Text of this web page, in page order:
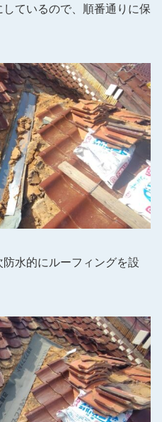
ているので、順番通りに保
水的にルーフィングを設